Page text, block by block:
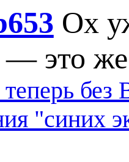
Ох
— это
без
"синих